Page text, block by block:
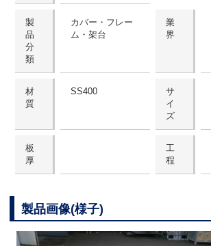
製
品
分
類
カバー・フレー
ム・架台
業
界
材
質
SS400
サ
イ
ズ
板
厚
工
程
製品画像(様子)